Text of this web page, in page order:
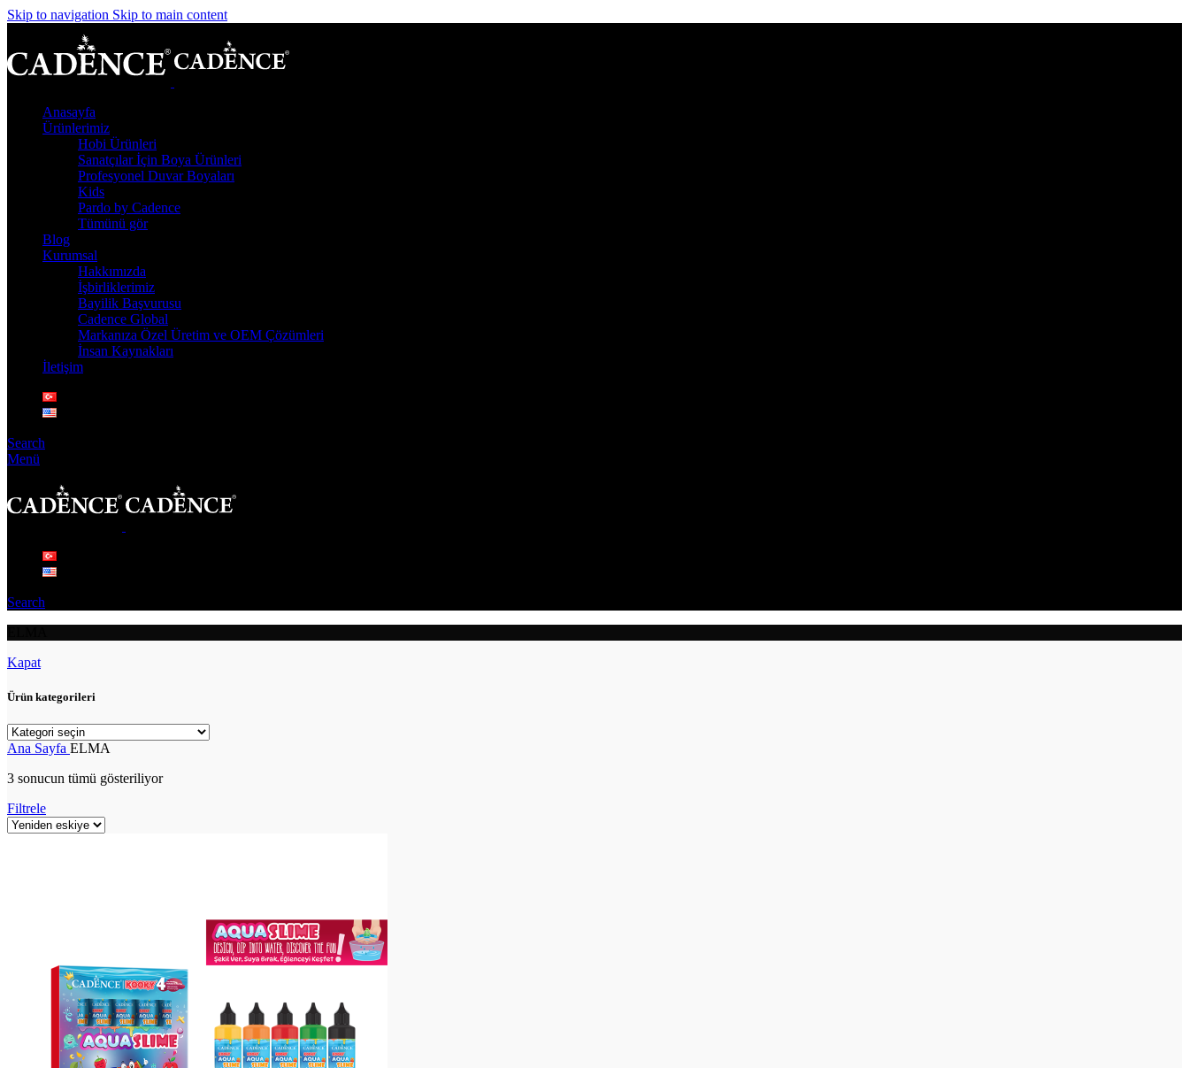
Skip to navigation Skip to main content
Anasayfa
Ürünlerimiz
Hobi Ürünleri
Sanatçılar İçin Boya Ürünleri
Profesyonel Duvar Boyaları
Kids
Pardo by Cadence
Tümünü gör
Blog
Kurumsal
Hakkımızda
İşbirliklerimiz
Bayilik Başvurusu
Cadence Global
Markanıza Özel Üretim ve OEM Çözümleri
İnsan Kaynakları
İletişim
Search
Menü
Search
Kapat
Ürün kategorileri
Ana Sayfa ELMA
3 sonucun tümü gösteriliyor
Filtrele